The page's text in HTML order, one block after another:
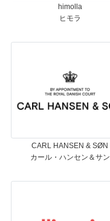
himolla
ヒモラ
CARL HANSEN & SØN
カール・ハンセン＆サン